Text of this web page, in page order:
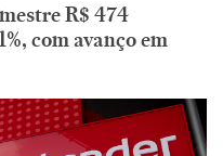
R$ 474
com avanço em